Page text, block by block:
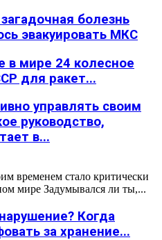
болезнь
эвакуировать МКС
в мире 24 колесное
для ракет...
управлять своим
руководство,
в...
временем стало критически
мире Задумывался ли ты,...
Когда
за хранение...